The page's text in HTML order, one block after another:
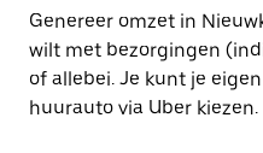
Genereer omzet in
wilt met bezorgingen
of allebei. Je kunt je
huurauto via Uber kiezen.